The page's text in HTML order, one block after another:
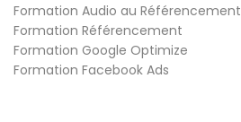
Formation Audio au Référencement
Formation Référencement
Formation Google Optimize
Formation Facebook Ads